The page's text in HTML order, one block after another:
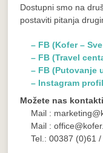
Dostupni smo na
postaviti pitanja
– FB (Kofer –
– FB (Travel
– FB (Putovanje
– Instagram profil
Možete nas
Mail :
Mail :
Tel.: 00387 (0)61